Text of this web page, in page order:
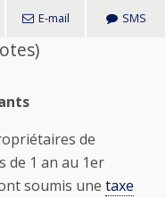
E-mail SMS
de
de 1 an au 1er
soumis une taxe